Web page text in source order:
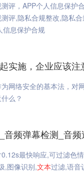
评，APP个人信息保护
评,隐私合规整改,隐私
信息保护合规
实施，企业应该
为网络安全的基本法，对
么？
音频弹幕检测_音
最快响应,可过滤色
,图像识别,文本过滤,语音